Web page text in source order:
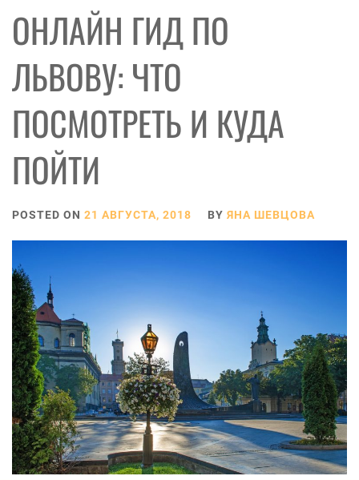
ОНЛАЙН ГИД ПО
ЛЬВОВУ: ЧТО
ПОСМОТРЕТЬ И КУДА
ПОЙТИ
POSTED ON 21 АВГУСТА, 2018 BY ЯНА ШЕВЦОВА